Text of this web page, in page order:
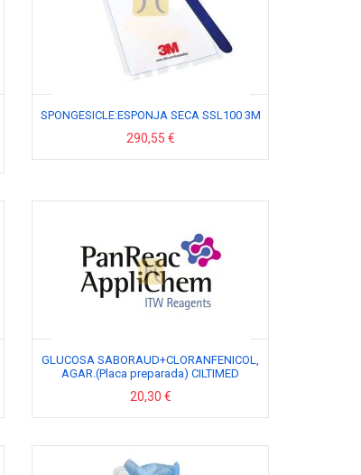
SPONGESICLE:ESPONJA SECA SSL100 3M
290,55 €
GLUCOSA SABORAUD+CLORANFENICOL,
AGAR.(Placa preparada) CILTIMED
20,30 €